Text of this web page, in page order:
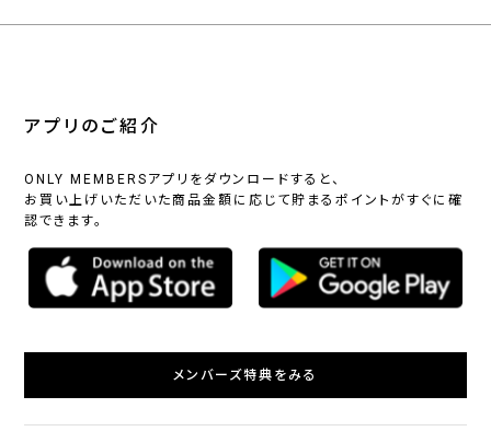
アプリのご紹介
ONLY MEMBERSアプリをダウンロードすると、
お買い上げいただいた商品金額に応じて貯まるポイントがすぐに確
認できます。
メンバーズ特典をみる